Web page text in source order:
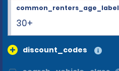
30+
common_renters_age_label
discount_codes